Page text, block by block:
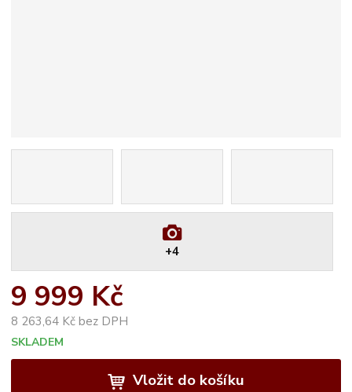
+4
9 999 Kč
8 263,64 Kč bez DPH
SKLADEM
Vložit do košíku